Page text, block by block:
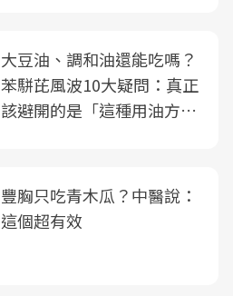
大豆油、調和油還能吃嗎？
苯駢芘風波10大疑問：真正
該避開的是「這種用油方
豐胸只吃青木瓜？中醫說：
這個超有效